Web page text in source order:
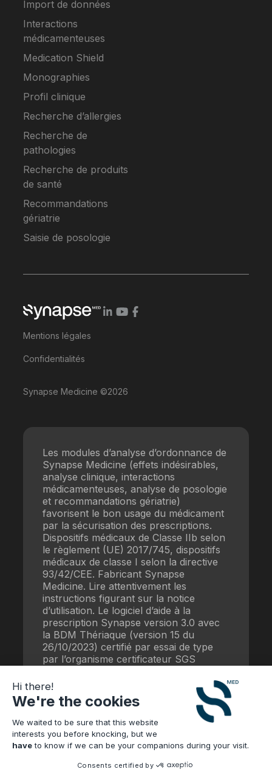
Import de données
Interactions
médicamenteuses
Medication Shield
Monographies
Profil clinique
Recherche d’allergies
Recherche de
pathologies
Recherche de produits
de santé
Recommandations
gériatrie
Saisie de posologie
Mentions légales
Confidentialités
Synapse Medicine ©2026
Les modules d’analyse d’ordonnance de
Synapse Medicine (effets indésirables,
analyse clinique, interactions
médicamenteuses, analyse de posologie
et recommandations gériatrie)
favorisent le bon usage du médicament
par la sécurisation des prescriptions.
Dispositifs médicaux de Classe IIb selon
le règlement (UE) 2017/745, dispositifs
médicaux de classe I selon la directive
93/42/CEE. Fabricant Synapse
Medicine. Lire attentivement les
instructions figurant sur la notice
d’utilisation. Le logiciel d’aide à la
prescription Synapse version 3.0 avec
la BDM Thériaque (version 15 du
26/10/2023) certifié par essai de type
par l’organisme certificateur SGS
fonctionnel mars 2021 de la HAS.
Date de mise à jour : 16/07/2025
WBS-39.03
Hi there!
We're the cookies
We waited to be sure that this website
interests you before knocking, but we
haveto know if we can be your companions during your visit.
Consents certified by